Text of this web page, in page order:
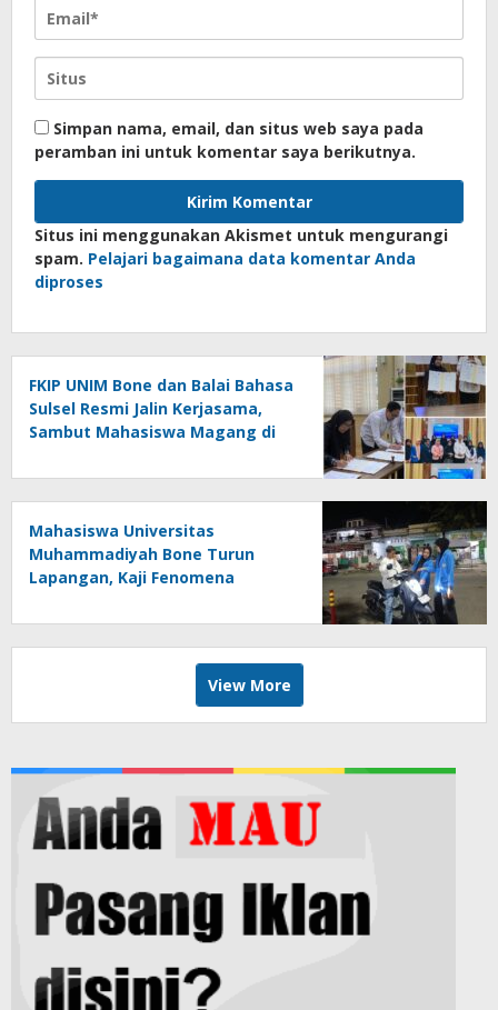
Simpan nama, email, dan situs web saya pada
peramban ini untuk komentar saya berikutnya.
Situs ini menggunakan Akismet untuk mengurangi
spam. Pelajari bagaimana data komentar Anda
diproses
FKIP UNIM Bone dan Balai Bahasa
Sulsel Resmi Jalin Kerjasama,
Sambut Mahasiswa Magang di
Mahasiswa Universitas
Muhammadiyah Bone Turun
Lapangan, Kaji Fenomena
melalui Riset FOTOFOBIA
View More